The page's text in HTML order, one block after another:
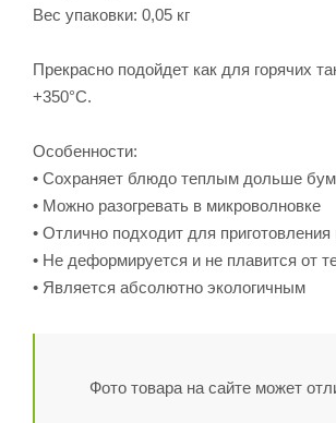
Вес упаковки: 0,05 кг
Прекрасно подойдет как для горячих
+350°С.
Особенности:
• Сохраняет блюдо теплым дольше
• Можно разогревать в микроволновке
• Отлично подходит для приготовления
• Не деформируется и не плавится от
• Является абсолютно экологичным
Фото товара на сайте может